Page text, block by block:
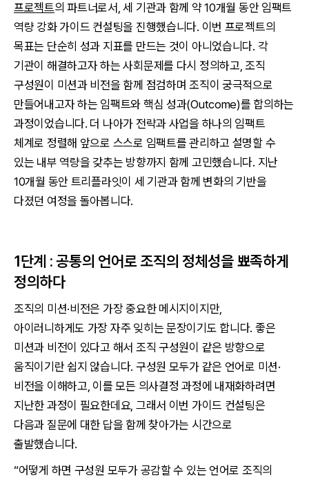
프로젝트의 파트너로서, 세 기관과 함께 약 10개월 동안 임팩트
역량 강화 가이드 컨설팅을 진행했습니다. 이번 프로젝트의
목표는 단순히 성과 지표를 만드는 것이 아니었습니다. 각
기관이 해결하고자 하는 사회문제를 다시 정의하고, 조직
구성원이 미션과 비전을 함께 점검하며 조직이 궁극적으로
만들어내고자 하는 임팩트와 핵심 성과(Outcome)를 합의하는
과정이었습니다. 더 나아가 전략과 사업을 하나의 임팩트
체계로 정렬해 앞으로 스스로 임팩트를 관리하고 설명할 수
있는 내부 역량을 갖추는 방향까지 함께 고민했습니다. 지난
10개월 동안 트리플라잇이 세 기관과 함께 변화의 기반을
다졌던 여정을 돌아봅니다.
1단계 : 공통의 언어로 조직의 정체성을 뾰족하게
정의하다
조직의 미션·비전은 가장 중요한 메시지이지만,
아이러니하게도 가장 자주 잊히는 문장이기도 합니다. 좋은
미션과 비전이 있다고 해서 조직 구성원이 같은 방향으로
움직이기란 쉽지 않습니다. 구성원 모두가 같은 언어로 미션·
비전을 이해하고, 이를 모든 의사결정 과정에 내재화하려면
지난한 과정이 필요한데요, 그래서 이번 가이드 컨설팅은
다음과 질문에 대한 답을 함께 찾아가는 시간으로
출발했습니다.
“어떻게 하면 구성원 모두가 공감할 수 있는 언어로 조직의